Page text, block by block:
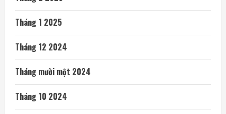
Tháng 1 2025
Tháng 12 2024
Tháng mười một 2024
Tháng 10 2024